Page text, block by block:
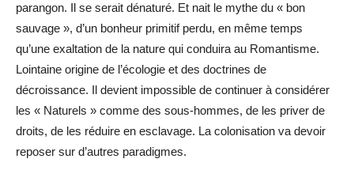
parangon. Il se serait dénaturé. Et nait le mythe du « bon
sauvage », d’un bonheur primitif perdu, en même temps
qu’une exaltation de la nature qui conduira au Romantisme.
Lointaine origine de l’écologie et des doctrines de
décroissance. Il devient impossible de continuer à considérer
les « Naturels » comme des sous-hommes, de les priver de
droits, de les réduire en esclavage. La colonisation va devoir
reposer sur d’autres paradigmes.